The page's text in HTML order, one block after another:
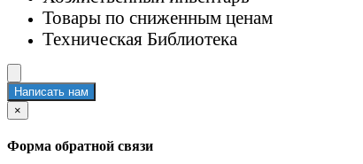
Товары по сниженным ценам
Техническая Библиотека
Написать нам
×
Форма обратной связи